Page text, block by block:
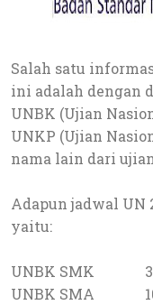
Salah satu
ini adalah dengan
UNBK (Ujian
UNKP (Ujian
nama lain dari
Adapun jadwal UN
yaitu:
UNBK SMK
UNBK SMA